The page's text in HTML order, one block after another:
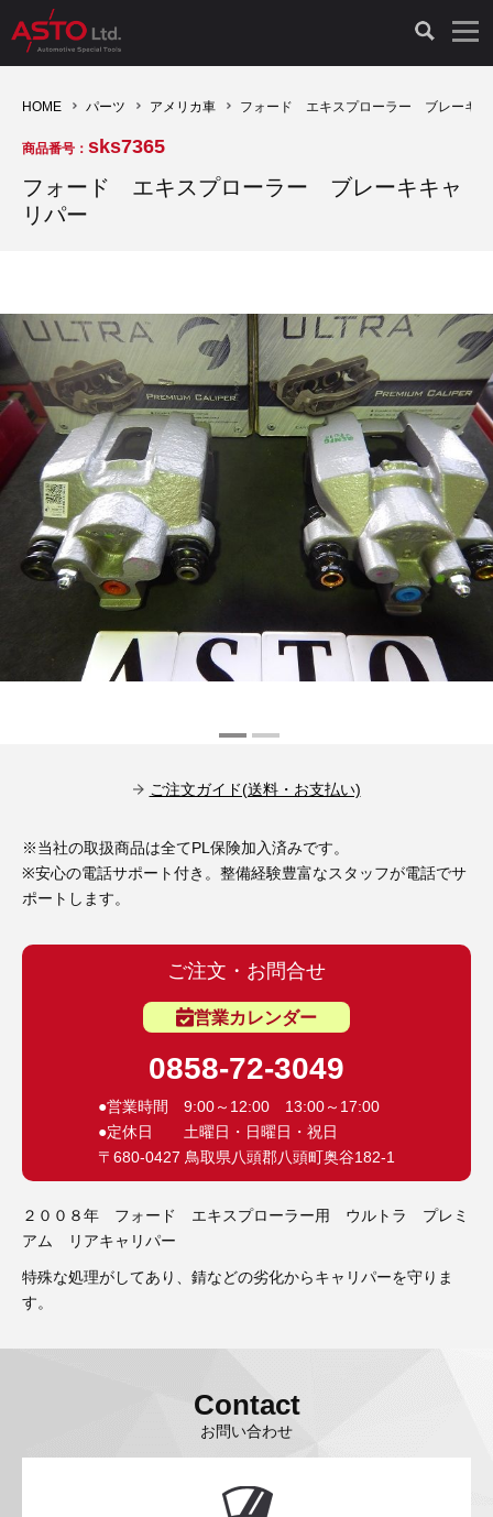
診断機（16）
キープログラマー（4）
ADAS（7）
オプション品（17）
TPMS（4）
その他（9）
診断テスター（10）
キープログラマー（20）
スモークテスター（4）
安定化電源ユニット（8）
バッテリーテスター（4）
古い車両用診断テスター（10）
バイク用診断テスター（7）
その他（20）
HCB TOOLS（45）
AST TOOLS（51）
LASER（39）
ドイツ車（211）
イタリア/フランス車（27）
イギリス車（23）
アメリカ車（15）
スウェーデン車（20）
ディーゼルインジェクター&グロープラグ ツール（7）
オシロスコープ（2）
オシロ関連商品（9）
その他（8）
ドイツ車（427）
イタリア/フランス車（145）
アメリカ車（60）
スウェーデン車（45）
日本車（40）
ロシア（8）
ブレーキキャリパーリペアキット（368）
ライト関連（6）
その他（12）
現品修理（77）
リビルト品（58）
コントロールユニット初期化（3）
イモビライザーOFF（1）
その他（6）
オシロスコープ（10）
アクセサリー（13）
HOME パーツ アメリカ車 フォード エキスプローラー ブレーキキ
商品番号： sks7365
フォード エキスプローラー ブレーキキャ
リパー
ご注文ガイド(送料・お支払い)
※当社の取扱商品は全てPL保険加入済みです。
※安心の電話サポート付き。整備経験豊富なスタッフが電話でサ
ポートします。
ご注文・お問合せ
営業カレンダー
0858-72-3049
●営業時間 9:00～12:00 13:00～17:00
●定休日 土曜日・日曜日・祝日
〒680-0427 鳥取県八頭郡八頭町奥谷182-1
２００８年 フォード エキスプローラー用 ウルトラ プレミ
アム リアキャリパー
特殊な処理がしてあり、錆などの劣化からキャリパーを守りま
す。
Contact
お問い合わせ